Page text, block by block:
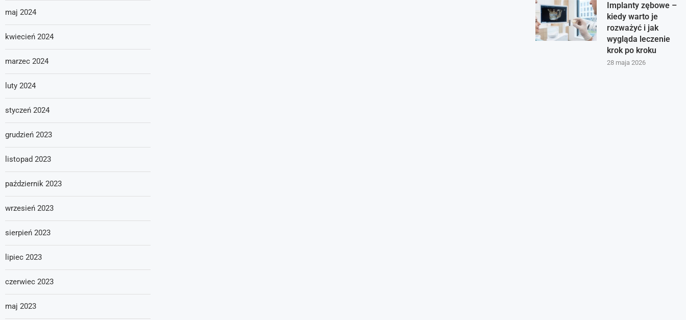
Implanty zębowe –
kiedy warto je
rozważyć i jak
wygląda leczenie
krok po kroku
28 maja 2026
maj 2024
kwiecień 2024
marzec 2024
luty 2024
styczeń 2024
grudzień 2023
listopad 2023
październik 2023
wrzesień 2023
sierpień 2023
lipiec 2023
czerwiec 2023
maj 2023